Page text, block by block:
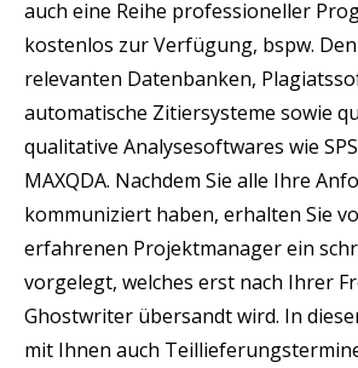
auch eine Reihe professioneller
kostenlos zur Verfügung, bspw.
relevanten Datenbanken,
automatische Zitiersysteme sowie
qualitative Analysesoftwares wie
MAXQDA. Nachdem Sie alle Ihre
kommuniziert haben, erhalten Sie
erfahrenen Projektmanager ein
vorgelegt, welches erst nach Ihrer
Ghostwriter übersandt wird. In
mit Ihnen auch